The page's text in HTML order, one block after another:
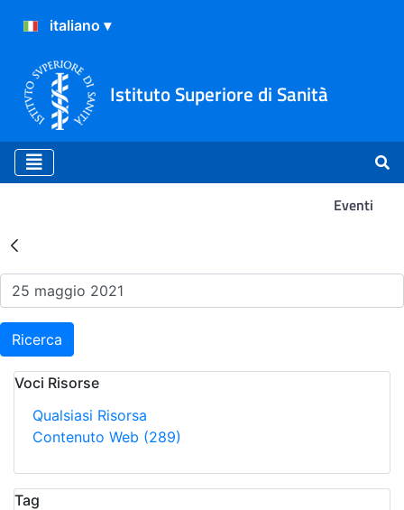
Istituto Superiore di Sanità
Eventi
Risultati della Ricerca -
Ricerca
Voci Risorse
Qualsiasi Risorsa
Contenuto Web (289)
Tag